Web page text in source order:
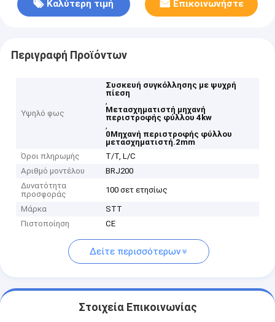
Καλύτερη τιμή Επικοινωνήστε
Περιγραφή Προϊόντων
Υψηλό φως
Συσκευή συγκόλλησης με ψυχρή
πίεση
,
Μετασχηματιστή μηχανή
περιστροφής φύλλου 4kw
,
0Μηχανή περιστροφής φύλλου
μετασχηματιστή.2mm
Όροι πληρωμής
T/T, L/C
Αριθμό μοντέλου
BRJ200
Δυνατότητα
προσφοράς
100 σετ ετησίως
Μάρκα
STT
Πιστοποίηση
CE
Δείτε περισσότερων
Στοιχεία Επικοινωνίας